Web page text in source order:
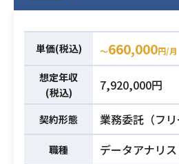
必須スキル
・GCP
たデータ分析
・分析結果を
をした経験
単価(税込) 〜660,000円/月
想定年収
(税込)
7,920,000円
契約形態 業務委託（フリ
職種 データアナリス